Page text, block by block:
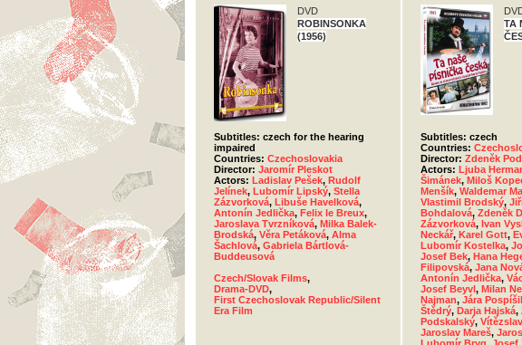
DVD
ROBINSONKA
(1956)
Subtitles: czech for the hearing
impaired
Countries: Czechoslovakia
Director: Jaromír Pleskot
Actors: Ladislav Pešek, Rudolf
Jelínek, Lubomír Lipský, Stella
Zázvorková, Libuše Havelková,
Antonín Jedlička, Felix le Breux,
Jaroslava Tvrzníková, Milka Balek-
Brodská, Věra Petáková, Alma
Šachlová, Gabriela Bártlová-
Buddeusová
Czech/Slovak Films,
Drama-DVD,
First Czechoslovak Republic/Silent
Era Film
TA
Subtitles: czech
Countries:
Director: Zdeněk
Actors: Ljuba
Šimánek, Miloš
Menšík, Waldemar
Vlastimil Brodský,
Bohdalová, Zdeněk
Zázvorková, Ivan
Neckář, Karel Gott,
Lubomír Kostelka,
Josef Bek, Hana
Filipovská, Jana
Antonín Jedlička,
Josef Beyvl, Milan
Najman, Jára Pospíšil
Štědrý, Darja Hajská,
Podskalský,
Jaroslav Mareš,